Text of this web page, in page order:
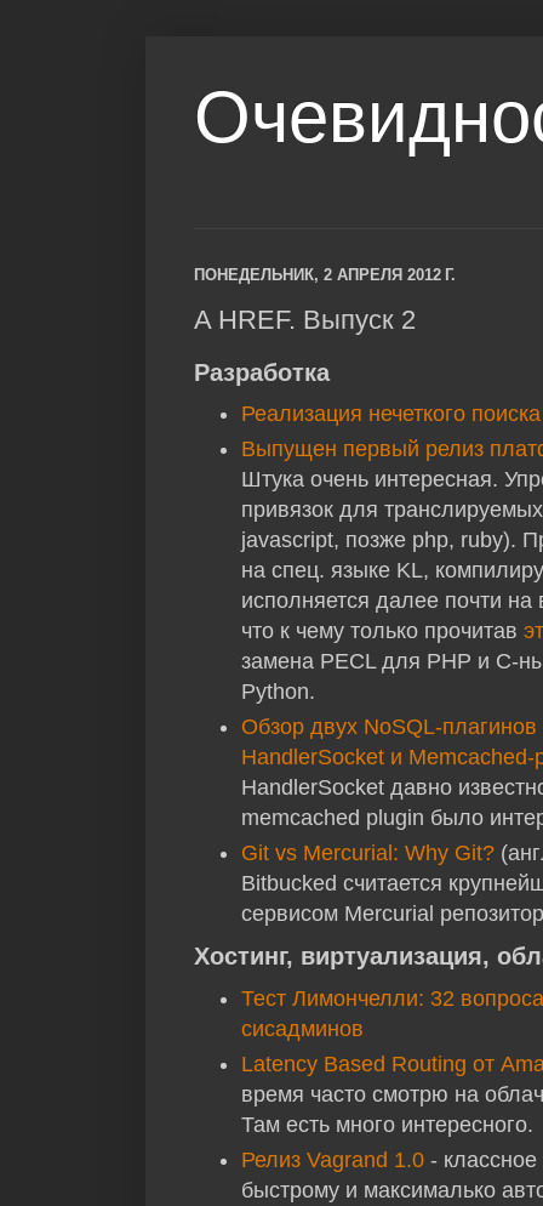
ПОНЕДЕЛЬНИК, 2 АПРЕЛЯ 2012 Г.
A HREF. Выпуск 2
Разработка
Реализация нечеткого поиска
Выпущен первый релиз
Штука очень интересная.
привязок для
javascript, позже php, ruby).
на спец. языке KL,
исполняется далее почти
что к чему только прочитав
замена PECL для PHP и C-
Python.
Обзор двух NoSQL-
HandlerSocket и Memcached-
HandlerSocket давно
memcached plugin было
Git vs Mercurial: Why Git?
Bitbucked считается
сервисом Mercurial
Хостинг, виртуализация,
Тест Лимончелли: 32
сисадминов
Latency Based Routing от
время часто смотрю на
Там есть много интересного.
Релиз Vagrand 1.0 -
быстрому и максималько